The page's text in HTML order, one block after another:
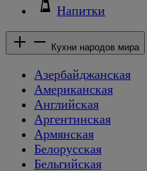
Напитки
Кухни народов мира
Азербайджанская
Американская
Английская
Аргентинская
Армянская
Белорусская
Бельгийская